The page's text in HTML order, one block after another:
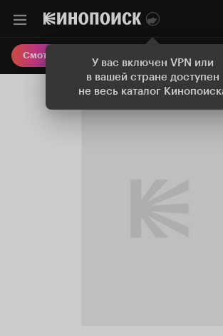
У вас включен VPN или
в вашей стране доступен
не весь каталог
Смотреть кино Онлайн-